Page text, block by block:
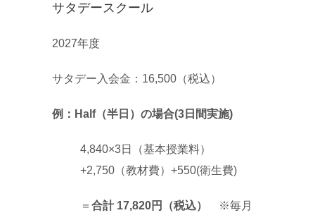
サタデースクール
2027年度
サタデー入会金：16,500（税込）
例：Half（半日）の場合(3日間実施)
4,840×3日（基本授業料）
+2,750（教材費）+550(衛生費)
＝ 合計 17,820円（税込）
※毎月